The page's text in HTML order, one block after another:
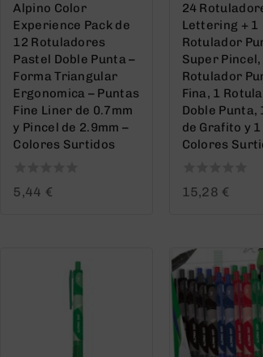
Alpino Color
Experience Pack de
12 Rotuladores
Pastel Doble Punta –
Forma Triangular
Ergonomica – Puntas
Fine Liner de 0.7mm
y Pincel de 2.9mm –
Colores Surtidos
0
5,44 €
24
Lettering + 1
Rotulador
Super Pincel,
Rotulador
Fina, 1
Doble Punta,
de Grafito y 1
Colores
0
15,28 €